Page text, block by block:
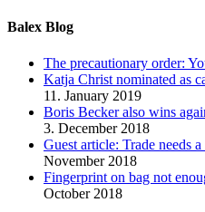
Balex Blog
The precautionary order:
Katja Christ nominated as
11. January 2019
Boris Becker also wins
3. December 2018
Guest article: Trade needs
November 2018
Fingerprint on bag not
October 2018